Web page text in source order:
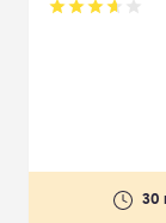
Betyg: 3.65
30